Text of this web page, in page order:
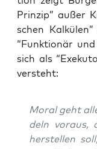
Prin­zip” außer
schen
“Funk­tio­när
sich als
versteht:
Moral geht
deln vor­aus,
her­stel­len